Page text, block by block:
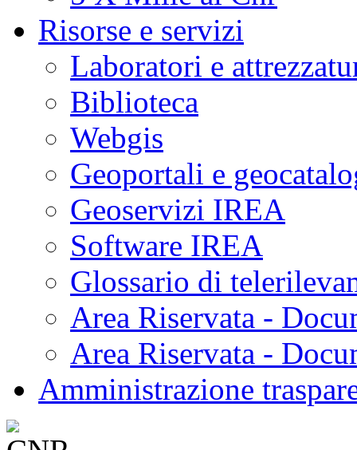
Risorse e servizi
Laboratori e
Biblioteca
Webgis
Geoportali e
Geoservizi IREA
Software IREA
Glossario di
Area Riservata -
Area Riservata -
Amministrazione